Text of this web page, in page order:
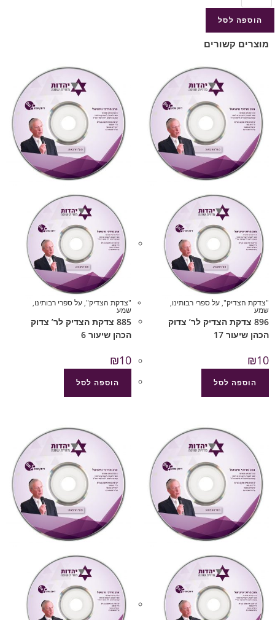
הוספה לסל
מוצרים קשורים
"צדקת הצדיק",על ספרי רבותינו,
שמע
896 צדקת הצדיק לר’ צדוק
הכהן שיעור 17
₪10
הוספה לסל
"צדקת הצדיק",על ספרי רבותינו,
שמע
885 צדקת הצדיק לר’ צדוק
הכהן שיעור 6
₪10
הוספה לסל